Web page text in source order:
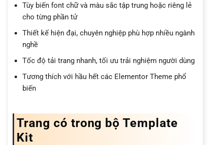
Tùy biến font chữ và màu sắc tập trung hoặc riêng lẻ
cho từng phần tử
Thiết kế hiện đại, chuyên nghiệp phù hợp nhiều ngành
nghề
Tốc độ tải trang nhanh, tối ưu trải nghiệm người dùng
Tương thích với hầu hết các Elementor Theme phổ
biến
Trang có trong bộ Template
Kit